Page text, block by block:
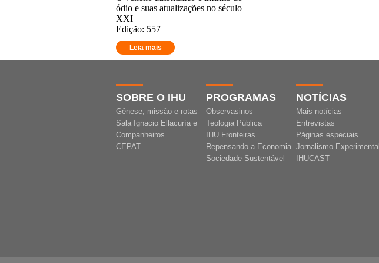
ódio e suas atualizações no século
XXI
Edição: 557
Leia mais
SOBRE O IHU
Gênese, missão e rotas
Sala Ignacio Ellacuría e
Companheiros
CEPAT
PROGRAMAS
Observasinos
Teologia Pública
IHU Fronteiras
Repensando a Economia
Sociedade Sustentável
NOTÍCIAS
Mais notícias
Entrevistas
Páginas especiais
Jornalismo Experimental
IHUCAST